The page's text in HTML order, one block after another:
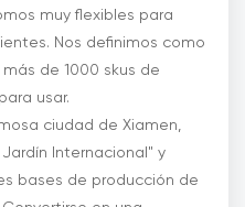
muy flexibles para
Nos definimos como
de 1000 skus de
usar.
ciudad de Xiamen,
Internacional" y
bases de producción de